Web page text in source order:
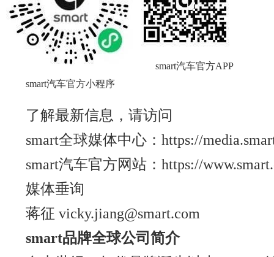
smart汽车官方小程序
smart汽车官方APP
了解最新信息，请访问
smart全球媒体中心：https://
smart汽车官方网站：https://
媒体垂询
蒋征 vicky.jiang@smart.com
smart品牌全球公司简介